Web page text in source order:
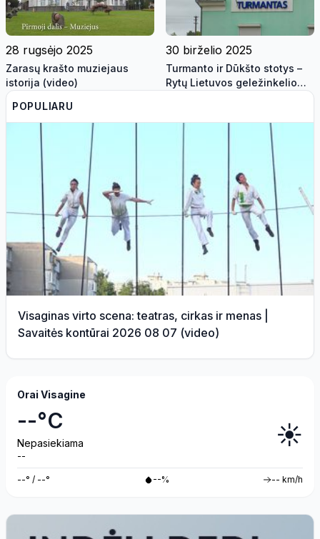
28 rugsėjo 2025
Zarasų krašto muziejaus
istorija (video)
30 birželio 2025
Turmanto ir Dūkšto stotys –
Rytų Lietuvos geležinkelio
POPULIARU
Visaginas virto scena: teatras, cirkas ir menas |
Savaitės kontūrai 2026 08 07 (video)
Orai Visagine
--°C
Nepasiekiama
--
☀️
--° / --° --% -- km/h